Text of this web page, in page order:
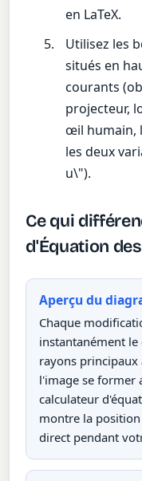
en LaTeX.
Utilisez les
situés en
courants
projecteur,
œil humain,
les deux
u\").
Ce qui
d'Équation
Aperçu du
Chaque
instantanément
rayons
l'image se former
calculateur
montre la
direct pendant